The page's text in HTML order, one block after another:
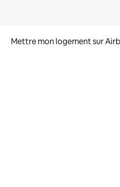
Mettre mon logement sur